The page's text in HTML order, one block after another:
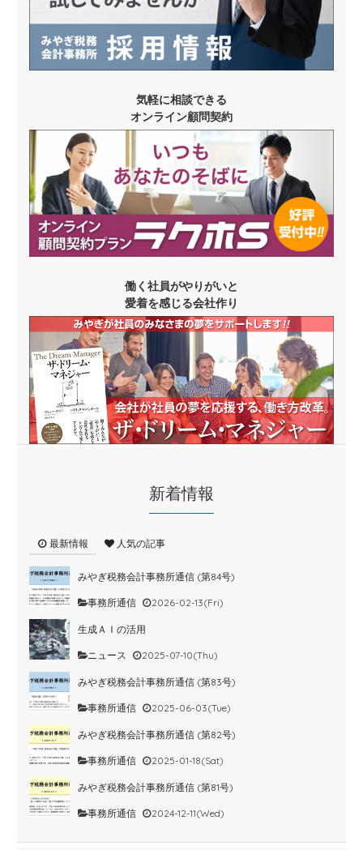
気軽に相談できる
オンライン顧問契約
働く社員がやりがいと
愛着を感じる会社作り
新着情報
最新情報 人気の記事
みやぎ税務会計事務所通信 (第84号)
事務所通信 2026-02-13(Fri)
生成ＡＩの活用
ニュース 2025-07-10(Thu)
みやぎ税務会計事務所通信 (第83号)
事務所通信 2025-06-03(Tue)
みやぎ税務会計事務所通信 (第82号)
事務所通信 2025-01-18(Sat)
みやぎ税務会計事務所通信 (第81号)
事務所通信 2024-12-11(Wed)